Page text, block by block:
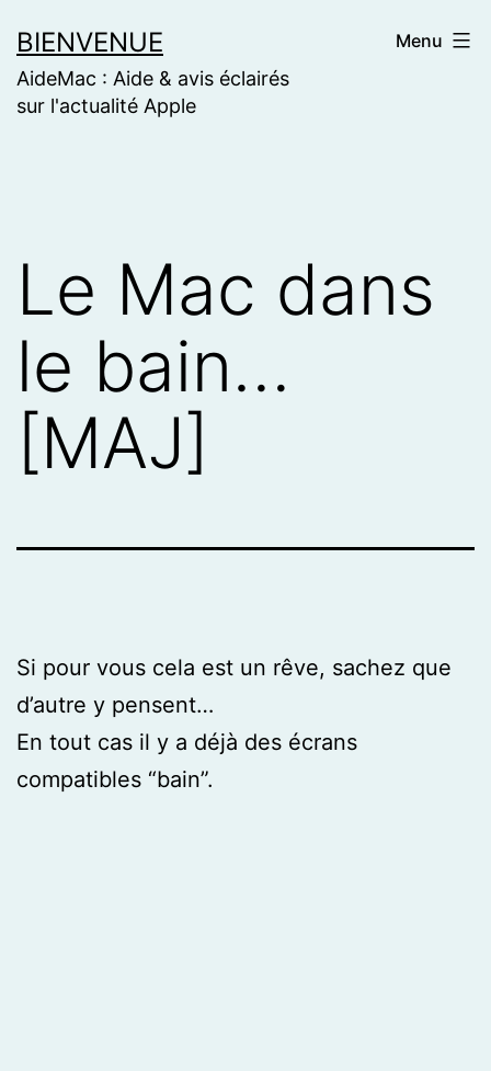
to
content
BIENVENUE
AideMac : Aide & avis éclairés
sur l'actualité Apple
Menu
Le Mac dans
le bain…
[MAJ]
Si pour vous cela est un rêve, sachez que
d’autre y pensent…
En tout cas il y a déjà des écrans
compatibles “bain”.